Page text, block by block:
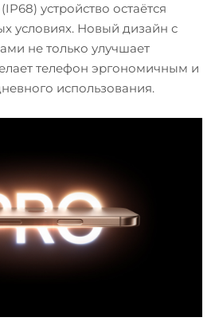
устройство остаётся
условиях. Новый дизайн с
не только улучшает
телефон эргономичным и
использования.